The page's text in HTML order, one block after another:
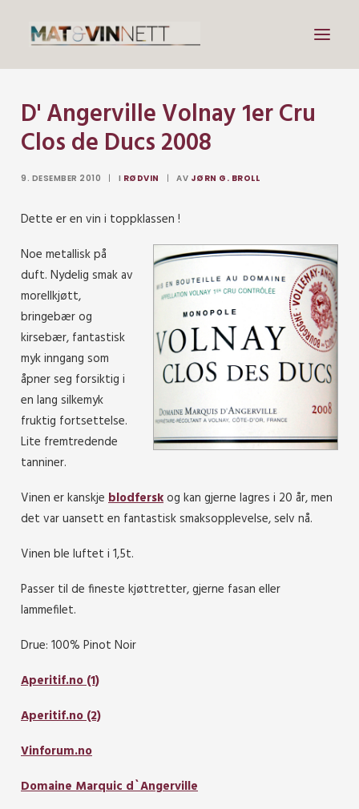
Mat
Drikke
Om vin
Om meg
Search
D' Angerville Volnay 1er Cru
Clos de Ducs 2008
9. DESEMBER 2010 | I RØDVIN | AV JØRN G. BROLL
Dette er en vin i toppklassen !
Noe metallisk på
duft. Nydelig smak av
morellkjøtt,
bringebær og
kirsebær, fantastisk
myk inngang som
åpner seg forsiktig i
en lang silkemyk
fruktig fortsettelse.
Lite fremtredende
tanniner.
Vinen er kanskje blodferskog kan gjerne lagres i 20 år, men
det var uansett en fantastisk smaksopplevelse, selv nå.
Vinen ble luftet i 1,5t.
Passer til de fineste kjøttretter, gjerne fasan eller
lammefilet.
Drue: 100% Pinot Noir
Aperitif.no (1)
Aperitif.no (2)
Vinforum.no
Domaine Marquic d`Angerville